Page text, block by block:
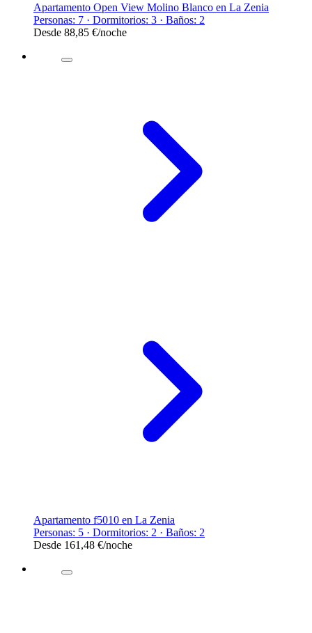
Apartamento Open View Molino Blanco en La Zenia
Personas: 7 · Dormitorios: 3 · Baños: 2
Desde 88,85 €/noche
Apartamento f5010 en La Zenia
Personas: 5 · Dormitorios: 2 · Baños: 2
Desde 161,48 €/noche